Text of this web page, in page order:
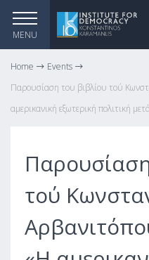
MENU
Home
Events
Παρουσίαση του βιβλίου τού
αμερικανική εξωτερική πολιτική
τού